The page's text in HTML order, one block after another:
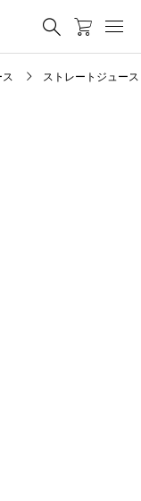
ス ストレートジュース